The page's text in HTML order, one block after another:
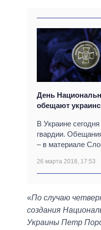
День
обещают
В Украине
гвардии.
– в материале
26 марта 2018, 17:53
«По случаю
создания
Украины Петр